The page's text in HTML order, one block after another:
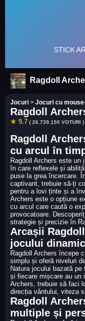
Ragdoll
Jocuri > Jocuri cu
Ragdoll
★ 9.7 ( 26.739.150 VOTURI )
Ragdoll
cu arcul în
Ragdoll Archers este
în care reflexele și
puse la grea încercare.
captivant, trebuie să-ți
pentru a lovi ținte și a
Archers este o opțiune
cu arcul care caută o
provocatoare.
strategie și precizie în
Arcașii
jocului dinamic
Ragdoll Archers începe
simplu și oferă niveluri
Natura jocului bazată
și fiecare mișcare au un
Archers, trebuie să faci
direcția vântului, viteza
Ragdoll
multiple și